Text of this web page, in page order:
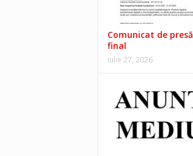
Comunicat de presă
final
iulie 27, 2026